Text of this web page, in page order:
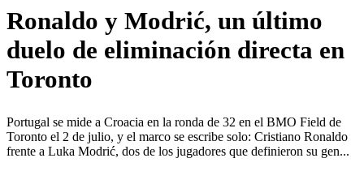
Ronaldo y Modrić, un último
duelo de eliminación directa en
Toronto
Portugal se mide a Croacia en la ronda de 32 en el BMO Field de
Toronto el 2 de julio, y el marco se escribe solo: Cristiano Ronaldo
frente a Luka Modrić, dos de los jugadores que definieron su gen...